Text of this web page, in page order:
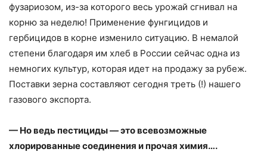
фузариозом, из-за которого весь урожай сгнивал на
корню за неделю! Применение фунгицидов и
гербицидов в корне изменило ситуацию. В немалой
степени благодаря им хлеб в России сейчас одна из
немногих культур, которая идет на продажу за рубеж.
Поставки зерна составляют сегодня треть (!) нашего
газового экспорта.
— Но ведь пестициды — это всевозможные
хлорированные соединения и прочая химия….